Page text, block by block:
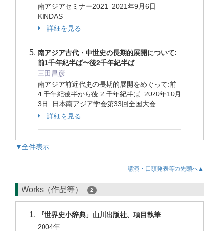
南アジアセミナー2021 2021年9月6日
KINDAS
詳細を見る
南アジア古代・中世史の長期的展開について:
前1千年紀半ば〜後2千年紀半ば
三田昌彦
南アジア前近代史の長期的展開をめぐって:前
4 千年紀後半から後 2 千年紀半ば 2020年10月
3日 日本南アジア学会第33回全国大会
詳細を見る
▼全件表示
講演・口頭発表等の先頭へ▲
Works（作品等） 2
『世界史小辞典』山川出版社、項目執筆
2004年